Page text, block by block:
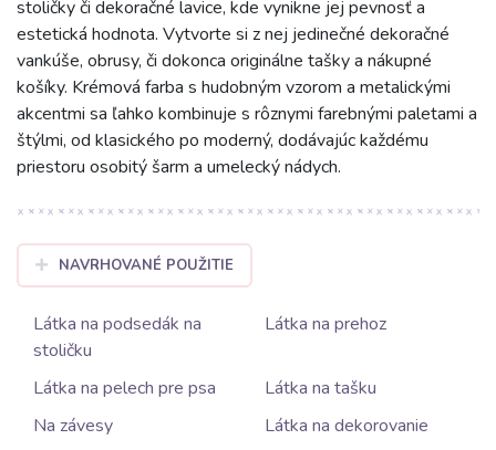
stoličky či dekoračné lavice, kde vynikne jej pevnosť a
estetická hodnota. Vytvorte si z nej jedinečné dekoračné
vankúše, obrusy, či dokonca originálne tašky a nákupné
košíky. Krémová farba s hudobným vzorom a metalickými
akcentmi sa ľahko kombinuje s rôznymi farebnými paletami a
štýlmi, od klasického po moderný, dodávajúc každému
priestoru osobitý šarm a umelecký nádych.
NAVRHOVANÉ POUŽITIE
Látka na podsedák na
stoličku
Látka na prehoz
Látka na pelech pre psa
Látka na tašku
Na závesy
Látka na dekorovanie